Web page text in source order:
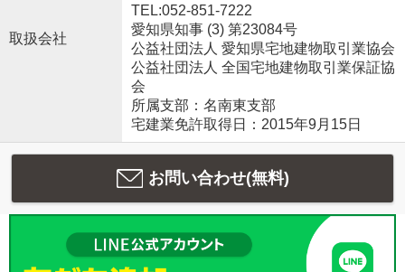
取扱会社
TEL:052-851-7222
愛知県知事 (3) 第23084号
公益社団法人 愛知県宅地建物取引業協会
公益社団法人 全国宅地建物取引業保証協
会
所属支部：名南東支部
宅建業免許取得日：2015年9月15日
お問い合わせ(無料)